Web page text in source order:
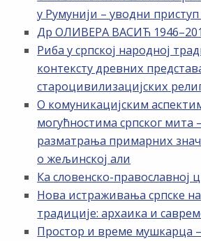
у Румунији – уводни
Др ОЛИВЕРА ВАСИЋ
Риба у српској народној
контексту древних
староцивилизацијских
О комуникацијским
могућностима српског
разматрања примарних
о жељинској али
Ка словенско-православној
Нова истраживања српске
традиције: архаика и
Простор и време мушкарца –